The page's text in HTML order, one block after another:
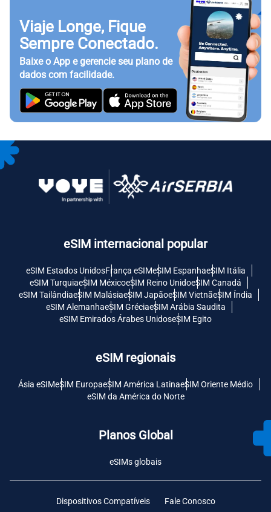
Viaje Longe, Fique
Sempre Conectado.
Baixe o App e gerencie seu plano de
dados com facilidade.
eSIM internacional popular
eSIM Estados UnidosFrança eSIMeSIM EspanhaeSIM Itália
eSIM TurquiaeSIM MéxicoeSIM Reino UnidoeSIM Canadá
eSIM TailândiaeSIM MalásiaeSIM JapãoeSIM VietnãeSIM Índia
eSIM AlemanhaeSIM GréciaeSIM Arábia Saudita
eSIM Emirados Árabes UnidoseSIM Egito
eSIM regionais
Ásia eSIMeSIM EuropaeSIM América LatinaeSIM Oriente Médio
eSIM da América do Norte
Planos Global
eSIMs globais
Dispositivos Compatíveis Fale Conosco